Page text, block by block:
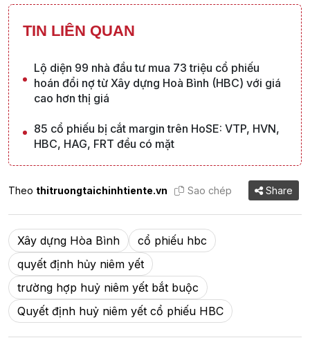
TIN LIÊN QUAN
Lộ diện 99 nhà đầu tư mua 73 triệu cổ phiếu
hoán đổi nợ từ Xây dựng Hoà Bình (HBC) với giá
cao hơn thị giá
85 cổ phiếu bị cắt margin trên HoSE: VTP, HVN,
HBC, HAG, FRT đều có mặt
Theo thitruongtaichinhtiente.vn Sao chép Share
Xây dựng Hòa Bình
cổ phiếu hbc
quyết định hủy niêm yết
trường hợp huỷ niêm yết bắt buộc
Quyết định huỷ niêm yết cổ phiếu HBC